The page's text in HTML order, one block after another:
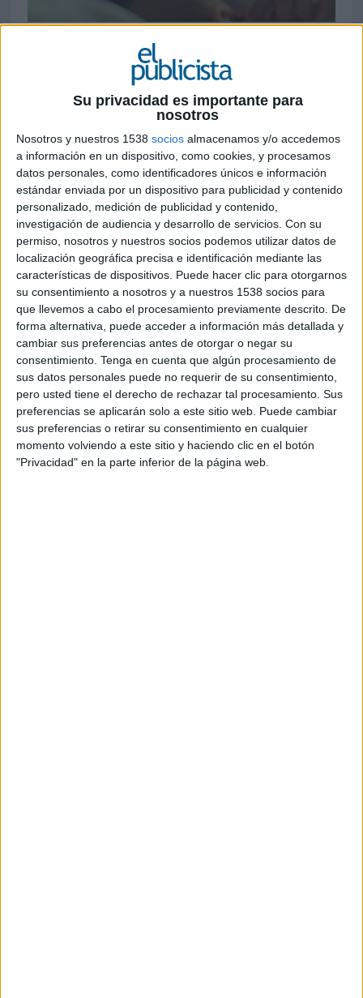
Su privacidad es importante para
nosotros
Nosotros y nuestros 1538 socios almacenamos y/o accedemos
a información en un dispositivo, como cookies, y procesamos
datos personales, como identificadores únicos e información
estándar enviada por un dispositivo para publicidad y contenido
personalizado, medición de publicidad y contenido,
investigación de audiencia y desarrollo de servicios. Con su
permiso, nosotros y nuestros socios podemos utilizar datos de
localización geográfica precisa e identificación mediante las
características de dispositivos. Puede hacer clic para otorgarnos
su consentimiento a nosotros y a nuestros 1538 socios para
que llevemos a cabo el procesamiento previamente descrito. De
forma alternativa, puede acceder a información más detallada y
cambiar sus preferencias antes de otorgar o negar su
consentimiento. Tenga en cuenta que algún procesamiento de
sus datos personales puede no requerir de su consentimiento,
pero usted tiene el derecho de rechazar tal procesamiento. Sus
preferencias se aplicarán solo a este sitio web. Puede cambiar
sus preferencias o retirar su consentimiento en cualquier
momento volviendo a este sitio y haciendo clic en el botón
"Privacidad" en la parte inferior de la página web.
2 DE ABRIL DE 2019
Ficha técnica ‘Casas con aire fresco’
Anunciante: Asevi
Agencia: Sra.Rushmore
Directores Generales Creativos: Marta Rico,
Miguel G. Vizcaíno
Directora creativa ejecutiva: Xisela López
Director creativo: Noel Filardi
Redactora: Carmen Fernández
Directoras de arte: Aurora Hidalgo, Sara Díez
Directora General: Marta Palencia
Account Director: Gabriela Laiseca
Account Executive: Laura Herrera